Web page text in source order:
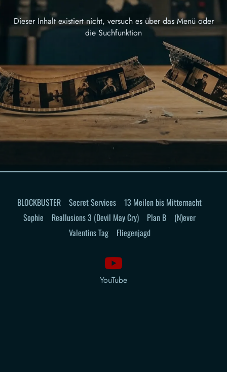
Dieser Inhalt existiert nicht, versuch es über das Menü oder
die Suchfunktion
BLOCKBUSTER Secret Services
13 Meilen bis Mitternacht
Sophie
Reallusions 3 (Devil May Cry) Plan B
(N)ever
Valentins Tag
Fliegenjagd
YouTube